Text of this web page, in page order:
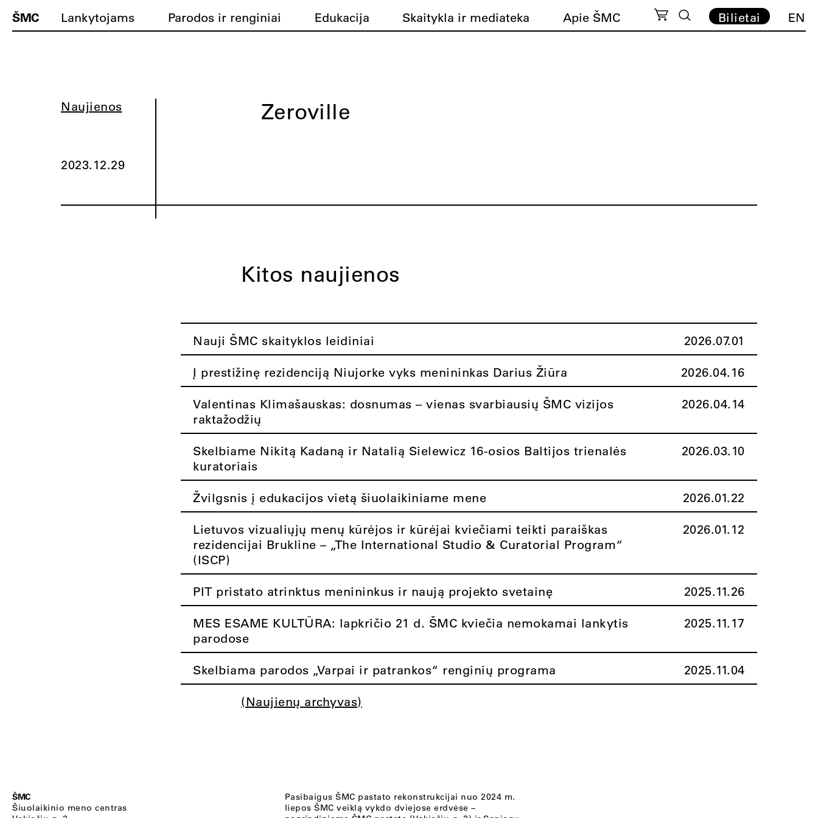
ŠMC Lankytojams Parodos ir renginiai Edukacija Skaitykla ir mediateka Apie ŠMC Bilietai EN
Naujienos
2023.12.29
Zeroville
Kitos naujienos
Nauji ŠMC skaityklos leidiniai 2026.07.01
Į prestižinę rezidenciją Niujorke vyks menininkas Darius Žiūra 2026.04.16
Valentinas Klimašauskas: dosnumas – vienas svarbiausių ŠMC vizijos
raktažodžių
2026.04.14
Skelbiame Nikitą Kadaną ir Natalią Sielewicz 16-osios Baltijos trienalės
kuratoriais
2026.03.10
Žvilgsnis į edukacijos vietą šiuolaikiniame mene 2026.01.22
Lietuvos vizualiųjų menų kūrėjos ir kūrėjai kviečiami teikti paraiškas
rezidencijai Brukline – „The International Studio & Curatorial Program“
(ISCP)
2026.01.12
PIT pristato atrinktus menininkus ir naują projekto svetainę 2025.11.26
MES ESAME KULTŪRA: lapkričio 21 d. ŠMC kviečia nemokamai lankytis
parodose
2025.11.17
Skelbiama parodos „Varpai ir patrankos“ renginių programa 2025.11.04
(Naujienų archyvas)
ŠMC
Šiuolaikinio meno centras
Pasibaigus ŠMC pastato rekonstrukcijai nuo 2024 m.
liepos ŠMC veiklą vykdo dviejose erdvėse –